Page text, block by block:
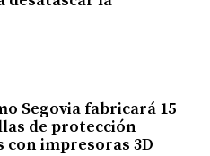
Segovia fabricará 15
de protección
con impresoras 3D